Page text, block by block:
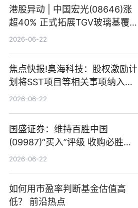
港股异动 | 中国宏光(08646)涨
超40% 正式拓展TGV玻璃基覆铜
板新材料业务
2026-06-22
焦点快报!奥海科技：股权激励计
划将SST项目等相关事项纳入专
项业务发展考核指标
2026-06-22
国盛证券：维持百胜中国
(09987)“买入”评级 收购必胜客
中国增厚利润加速成长 信息
2026-06-22
如何用市盈率判断基金估值高
低？ 前沿热点